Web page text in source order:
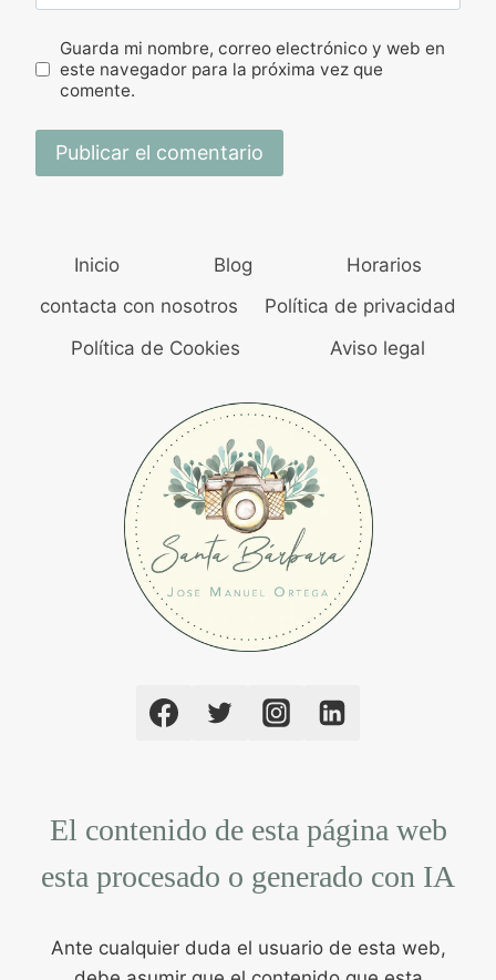
Guarda mi nombre, correo electrónico y web en
este navegador para la próxima vez que
comente.
Inicio Blog
Horarios
contacta con nosotros
Política de privacidad
Política de Cookies
Aviso legal
El contenido de esta página web
esta procesado o generado con IA
Ante cualquier duda el usuario de esta web,